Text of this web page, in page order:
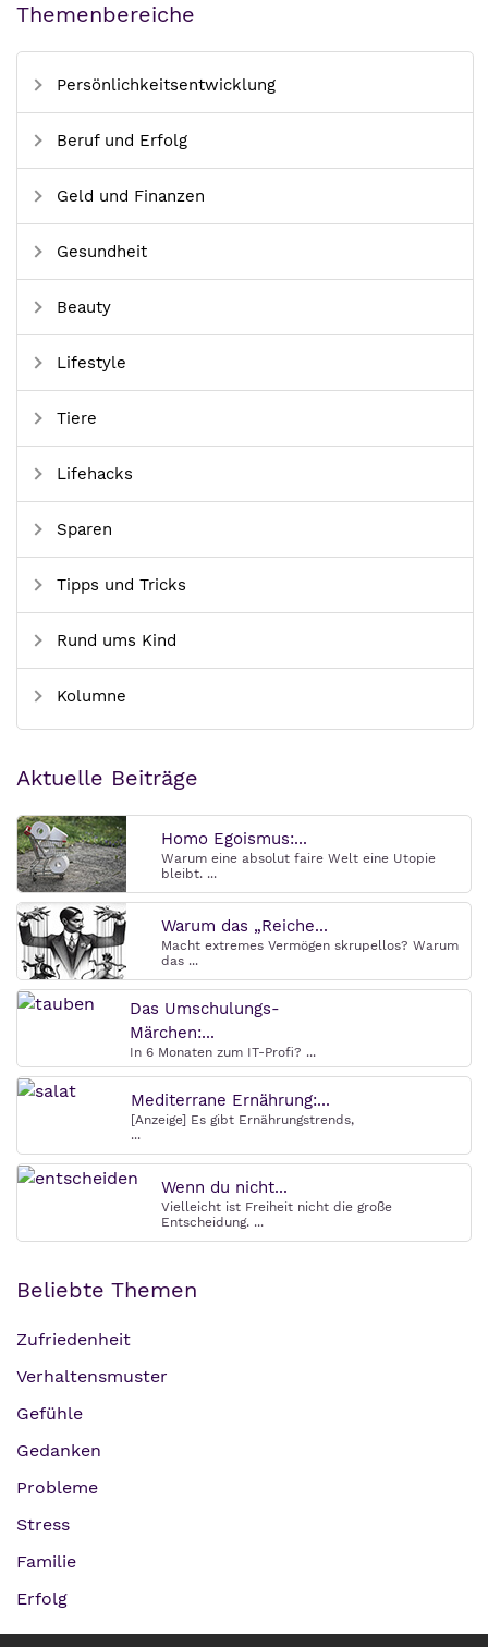
Themenbereiche
Persönlichkeitsentwicklung
Beruf und Erfolg
Geld und Finanzen
Gesundheit
Beauty
Lifestyle
Tiere
Lifehacks
Sparen
Tipps und Tricks
Rund ums Kind
Kolumne
Aktuelle Beiträge
Homo Egoismus:...
Warum eine absolut faire Welt eine Utopie
bleibt. ...
Warum das „Reiche...
Macht extremes Vermögen skrupellos? Warum
das ...
Das Umschulungs-
Märchen:...
In 6 Monaten zum IT-Profi? ...
Mediterrane Ernährung:...
[Anzeige] Es gibt Ernährungstrends,
...
Wenn du nicht...
Vielleicht ist Freiheit nicht die große
Entscheidung. ...
Beliebte Themen
Zufriedenheit
Verhaltensmuster
Gefühle
Gedanken
Probleme
Stress
Familie
Erfolg